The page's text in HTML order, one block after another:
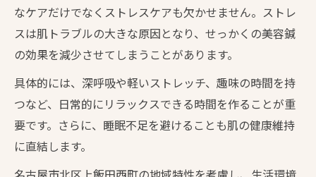
なケアだけでなくストレスケアも欠かせません。ストレ
スは肌トラブルの大きな原因となり、せっかくの美容鍼
の効果を減少させてしまうことがあります。
具体的には、深呼吸や軽いストレッチ、趣味の時間を持
つなど、日常的にリラックスできる時間を作ることが重
要です。さらに、睡眠不足を避けることも肌の健康維持
に直結します。